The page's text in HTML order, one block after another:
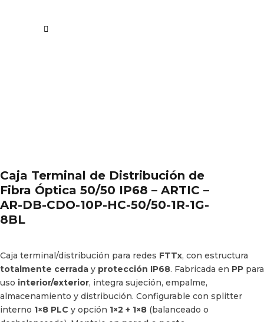
Caja Terminal de Distribución de
Fibra Óptica 50/50 IP68 – ARTIC –
AR-DB-CDO-10P-HC-50/50-1R-1G-
8BL
Caja terminal/distribución para redes FTTx, con estructura
totalmente cerrada y protección IP68. Fabricada en PP para
uso interior/exterior, integra sujeción, empalme,
almacenamiento y distribución. Configurable con splitter
interno 1×8 PLC y opción 1×2 + 1×8 (balanceado o